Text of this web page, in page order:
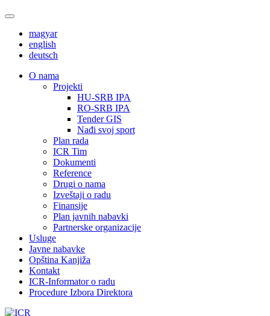
magyar
english
deutsch
О nama
Projekti
HU-SRB IPA
RO-SRB IPA
Tender GIS
Nađi svoj sport
Plan rada
ICR Tim
Dokumenti
Reference
Drugi o nama
Izveštaji o radu
Finansije
Plan javnih nabavki
Partnerske organizacije
Usluge
Javne nabavke
Opština Kanjiža
Kontakt
ICR-Informator o radu
Procedure Izbora Direktora